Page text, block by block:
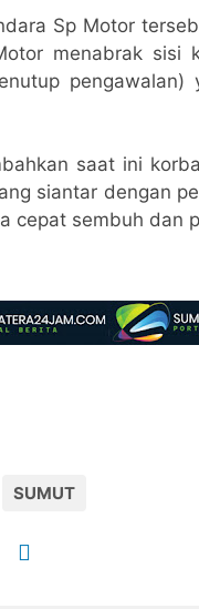
Sp Motor
menabrak sisi
saat ini
siantar dengan
cepat sembuh dan
SUMUT